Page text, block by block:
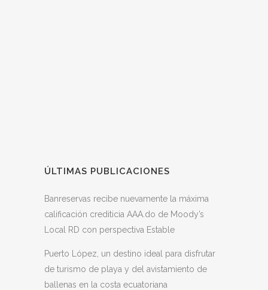
ÚLTIMAS PUBLICACIONES
Banreservas recibe nuevamente la máxima
calificación crediticia AAA.do de Moody’s
Local RD con perspectiva Estable
Puerto López, un destino ideal para disfrutar
de turismo de playa y del avistamiento de
ballenas en la costa ecuatoriana